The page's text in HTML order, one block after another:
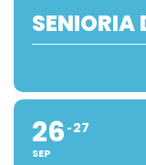
SENIORIA
26
SEP
27